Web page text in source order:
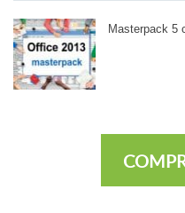
Masterpack 5